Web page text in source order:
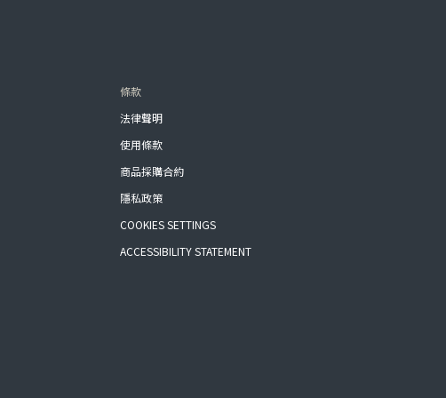
條款
法律聲明
使用條款
商品採購合約
隱私政策
COOKIES SETTINGS
ACCESSIBILITY STATEMENT